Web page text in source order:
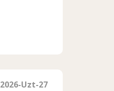
2026-Uzt-27